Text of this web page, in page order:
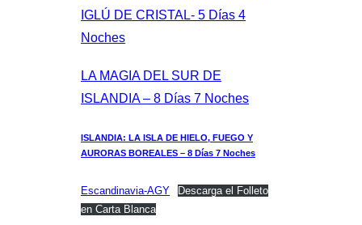
IGLÚ DE CRISTAL- 5 Días 4
Noches
LA MAGIA DEL SUR DE
ISLANDIA – 8 Días 7 Noches
ISLANDIA: LA ISLA DE HIELO, FUEGO Y
AURORAS BOREALES – 8 Días 7 Noches
Escandinavia-AGY
Descarga el Folleto
en Carta Blanca